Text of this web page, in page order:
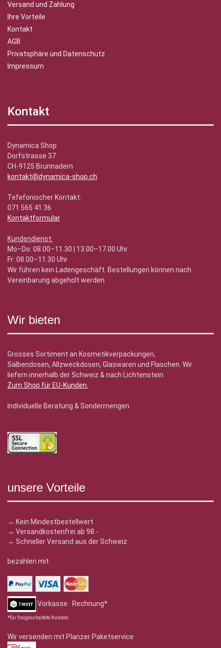
Versand und Zahlung
Ihre Vorteile
Kontakt
AGB
Privatsphäre und Datenschutz
Impressum
Kontakt
Dynamica Shop
Dorfstrasse 37
CH-9125 Brunnadern
kontakt@dynamica-shop.ch
Tefefonischer Kontakt:
071 565 41 36
Kontaktformular
Kundendienst:
Mo–Do: 08.00–11.30 | 13.00–17.00 Uhr
Fr: 08.00–11.30 Uhr
Wir führen kein Ladengeschäft. Bestellungen können nach
Vereinbarung abgeholt werden.
Wir bieten
Grosses Sortiment an Kosmetikverpackungen,
Salbendosen, Allzweckdosen, Glaswaren und Flaschen. Wir
liefern innerhalb der Schweiz & nach Lichtenstein.
Zum Shop für EU-Kunden
Individuelle Beratung & Sondermengen
unsere Vorteile
→ Kein Mindestbestellwert
→ Versandkostenfrei ab 98.-
→ Schneller Versand aus der Schweiz
bezahlen mit:
Vorkasse · Rechnung*
*für freigeschaltete Kunden
Wir versenden mit Planzer Paketservice